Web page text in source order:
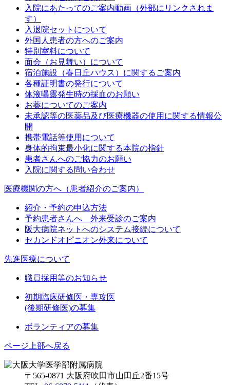
入院にあたってのご案内動画（外部にリンクされま
す）
入退院セットについて
外国人患者の方へのご案内
特別室料について
面会（お見舞い）について
宿泊施設（春日丘ハウス）に関するご案内
各種証明書の発行について
体液曝露発生時の採血のお願い
お薬についてのご案内
未承認等の医薬品及び医療機器の使用に関する情報公
開
携帯電話等使用について
身体的拘束最小化に関する本院の指針
患者さんへのご協力のお願い
入院に関する問い合わせ
医療機関の方へ（患者紹介のご案内）
紹介・予約の申込方法
予約患者さんへ 外来受診のご案内
阪大病院ネットへのシステム接続について
セカンドオピニオン外来について
先進医療について
職員採用等のお知らせ
初期臨床研修医・専攻医
(後期研修医)の募集
ボランティアの募集
ページ上部へ戻る
〒565-0871 大阪府吹田市山田丘2番15号